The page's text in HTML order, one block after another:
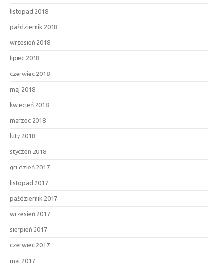
listopad 2018
październik 2018
wrzesień 2018
lipiec 2018
czerwiec 2018
maj 2018
kwiecień 2018
marzec 2018
luty 2018
styczeń 2018
grudzień 2017
listopad 2017
październik 2017
wrzesień 2017
sierpień 2017
czerwiec 2017
maj 2017